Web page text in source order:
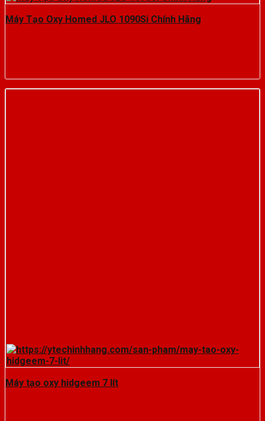
Máy Tạo Oxy Homed JLO 1090Si Chính Hãng
Máy tạo oxy hidgeem 7 lít